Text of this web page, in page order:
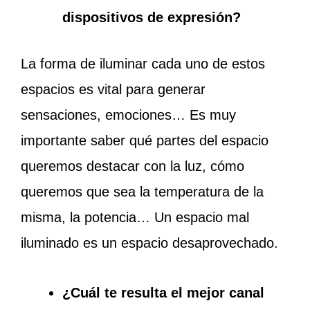
dispositivos de expresión?
La forma de iluminar cada uno de estos
espacios es vital para generar
sensaciones, emociones… Es muy
importante saber qué partes del espacio
queremos destacar con la luz, cómo
queremos que sea la temperatura de la
misma, la potencia… Un espacio mal
iluminado es un espacio desaprovechado.
¿Cuál te resulta el mejor canal